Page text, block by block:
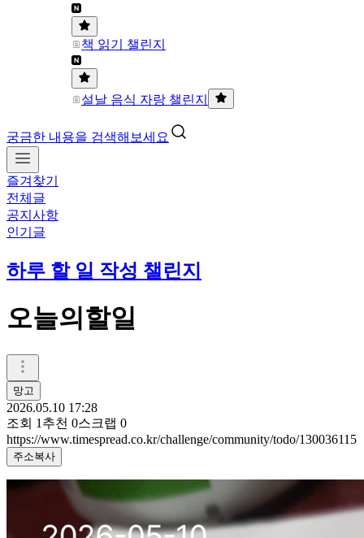
책 읽기 챌린지
설날 음식 자랑 챌린지
궁금한 내용을 검색해보세요
즐겨찾기
전체글
공지사항
인기글
하루 할 일 작성 챌린지
오늘의할일
망고
2026.05.10 17:28
조회 1 추천 0스크랩 0
https://www.timespread.co.kr/challenge/community/todo/130036115
주소복사